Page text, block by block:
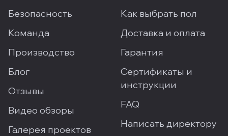
Безопасность
Команда
Производство
Блог
Отзывы
Видео обзоры
Галерея проектов
Как выбрать пол
Доставка и оплата
Гарантия
Сертификаты и
инструкции
FAQ
Написать директору